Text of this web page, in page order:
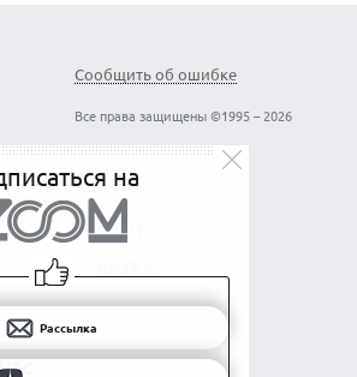
Сообщить об ошибке
Все права защищены ©1995 – 2026
СОФТ
на
Рассылка